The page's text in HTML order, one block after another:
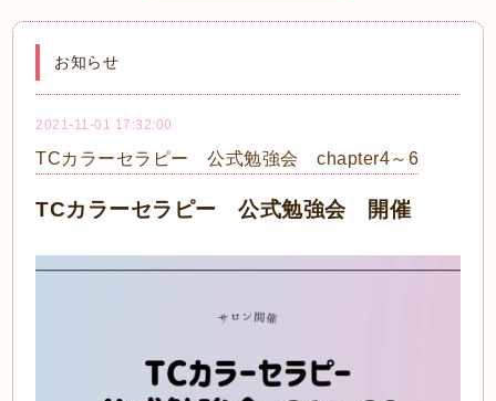
お知らせ
2021-11-01 17:32:00
TCカラーセラピー 公式勉強会 chapter4～6
TCカラーセラピー 公式勉強会 開催